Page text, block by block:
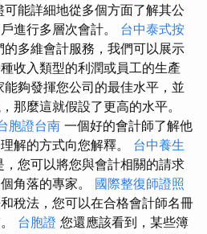
可能詳細地從多個方面了解其公
進行多層次會計。 台中泰式按
的多維會計服務，我們可以展示
收入類型的利潤或員工的生產
夠發揮您公司的最佳水平，並
那麼這就假設了更高的水平。
胞證台南 一個好的會計師了解他
解的方式向您解釋。 台中養生
您可以將您與會計相關的請求
角落的專家。 國際整復師證照
稅法，您可以在合格會計師名冊
台胞證 您還應該看到，某些簿